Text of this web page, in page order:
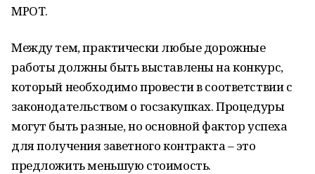
МРОТ.
Между тем, практически любые дорожные
работы должны быть выставлены на конкурс,
который необходимо провести в соответствии с
законодательством о госзакупках. Процедуры
могут быть разные, но основной фактор успеха
для получения заветного контракта – это
предложить меньшую стоимость.